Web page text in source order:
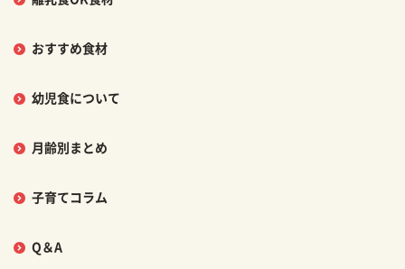
おすすめ食材
幼児食について
月齢別まとめ
子育てコラム
Q＆A